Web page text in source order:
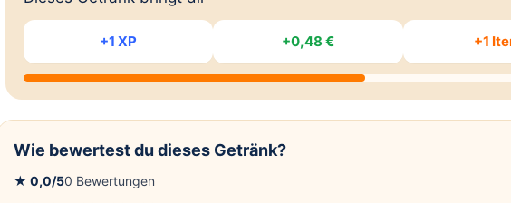
+1 XP +0,48 € +1
Wie bewertest du dieses Getränk?
★ 0,0/50 Bewertungen